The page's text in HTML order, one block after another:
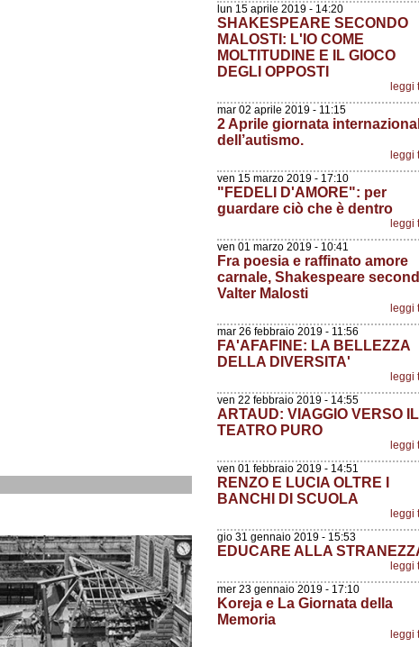
lun 15 aprile 2019 - 14:20
SHAKESPEARE SECONDO
MALOSTI: L'IO COME
MOLTITUDINE E IL GIOCO
DEGLI OPPOSTI
leggi
mar 02 aprile 2019 - 11:15
2 Aprile giornata
dell’autismo.
leggi
ven 15 marzo 2019 - 17:10
"FEDELI D'AMORE": per
guardare ciò che è dentro
leggi
ven 01 marzo 2019 - 10:41
Fra poesia e raffinato amore
carnale, Shakespeare
Valter Malosti
leggi
mar 26 febbraio 2019 - 11:56
FA'AFAFINE: LA BELLEZZA
DELLA DIVERSITA'
leggi
ven 22 febbraio 2019 - 14:55
ARTAUD: VIAGGIO VERSO IL
TEATRO PURO
leggi
ven 01 febbraio 2019 - 14:51
RENZO E LUCIA OLTRE I
BANCHI DI SCUOLA
leggi
gio 31 gennaio 2019 - 15:53
EDUCARE ALLA
leggi
mer 23 gennaio 2019 - 17:10
Koreja e La Giornata della
Memoria
leggi